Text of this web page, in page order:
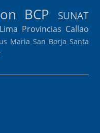
BCP
SUNAT
Lima Provincias Callao
Maria San Borja Santa